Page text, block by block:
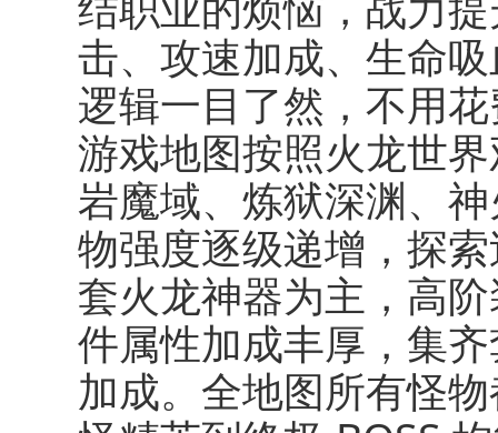
击、攻速加成、生命
逻辑一目了然，不用
游戏地图按照火龙世
岩魔域、炼狱深渊、
物强度逐级递增，探
套火龙神器为主，高
件属性加成丰厚，集
加成。全地图所有怪